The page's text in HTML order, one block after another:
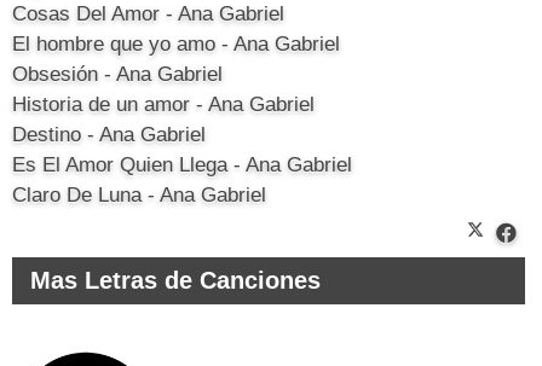
Cosas Del Amor - Ana Gabriel
El hombre que yo amo - Ana Gabriel
Obsesión - Ana Gabriel
Historia de un amor - Ana Gabriel
Destino - Ana Gabriel
Es El Amor Quien Llega - Ana Gabriel
Claro De Luna - Ana Gabriel
Mas Letras de Canciones